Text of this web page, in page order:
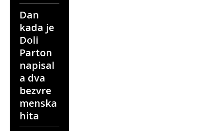
Dan
kada je
Doli
Parton
napisal
a dva
bezvre
menska
hita